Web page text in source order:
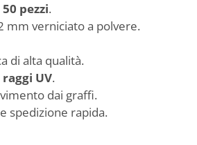
pezzi.
mm verniciato a polvere.
di alta qualità.
UV.
dai graffi.
spedizione rapida.